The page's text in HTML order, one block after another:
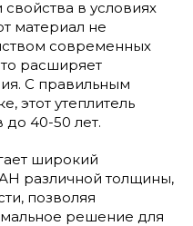
свойства в условиях
материал не
современных
расширяет
С правильным
этот утеплитель
до 40-50 лет.
широкий
различной толщины,
позволяя
решение для